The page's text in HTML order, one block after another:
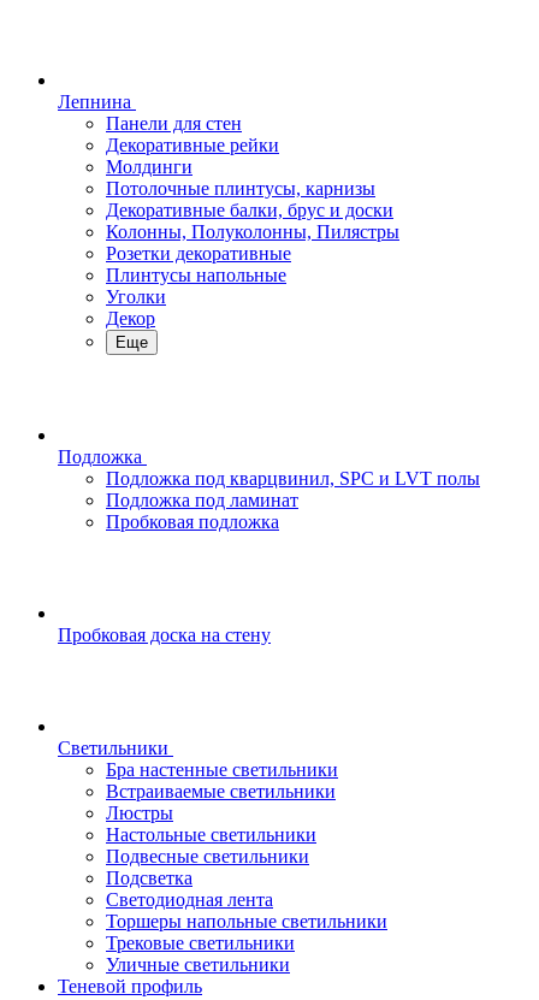
Лепнина
Панели для стен
Декоративные рейки
Молдинги
Потолочные плинтусы, карнизы
Декоративные балки, брус и доски
Колонны, Полуколонны, Пилястры
Розетки декоративные
Плинтусы напольные
Уголки
Декор
Еще
Подложка
Подложка под кварцвинил, SPC и LVT полы
Подложка под ламинат
Пробковая подложка
Пробковая доска на стену
Светильники
Бра настенные светильники
Встраиваемые светильники
Люстры
Настольные светильники
Подвесные светильники
Подсветка
Светодиодная лента
Торшеры напольные светильники
Трековые светильники
Уличные светильники
Теневой профиль